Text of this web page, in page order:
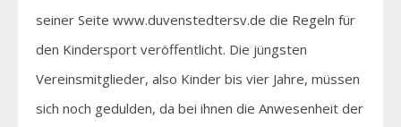
seiner Seite www.duvenstedtersv.de die Regeln für
den Kindersport veröffentlicht. Die jüngsten
Vereinsmitglieder, also Kinder bis vier Jahre, müssen
sich noch gedulden, da bei ihnen die Anwesenheit der